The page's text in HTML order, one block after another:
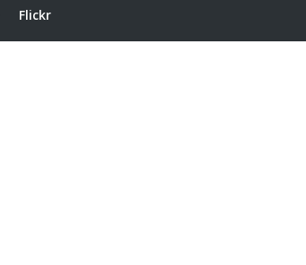
Flickr